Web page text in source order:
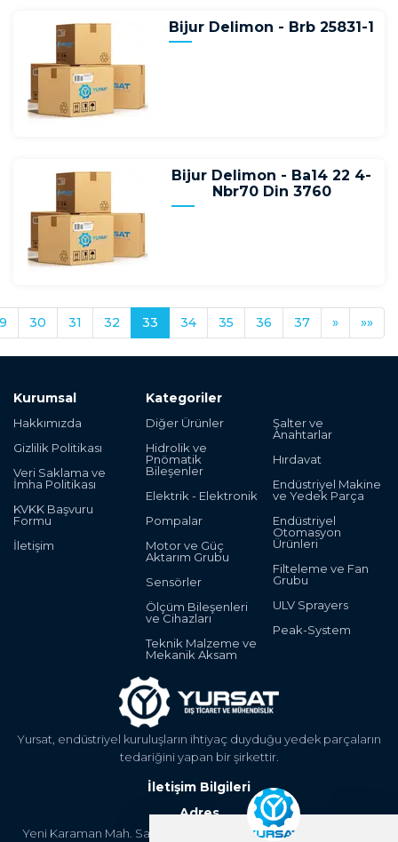
Bijur Delimon - Brb 25831-1
Bijur Delimon - Ba14 22 4-
Nbr70 Din 3760
30 31 32 33 34 35 36 37 » »»
Yursat, endüstriyel kuruluşların ihtiyaç duyduğu yedek parçaların
tedariğini yapan bir şirkettir.
Kurumsal
Hakkımızda
Gizlilik Politikası
Veri Saklama ve
İmha Politikası
KVKK Başvuru
Formu
İletişim
Kategoriler
Diğer Ürünler
Hidrolik ve
Pnömatik
Bileşenler
Elektrik - Elektronik
Pompalar
Motor ve Güç
Aktarım Grubu
Sensörler
Ölçüm Bileşenleri
ve Cihazları
Teknik Malzeme ve
Mekanik Aksam
Şalter ve
Anahtarlar
Hırdavat
Endüstriyel Makine
ve Yedek Parça
Endüstriyel
Otomasyon
Ürünleri
Filteleme ve Fan
Grubu
ULV Sprayers
Peak-System
İletişim Bilgileri
Adres
Yeni Karaman Mah. Sanayi Cad. 4. Kantar Sok. Asya Plaza Kat:5